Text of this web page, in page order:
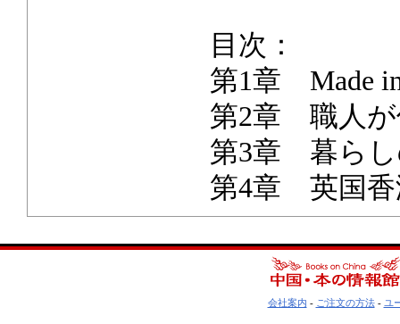
目次：
第1章 Made
第2章 職人が
第3章 暮らし
第4章 英国香
会社案内 - ご注文の方法- ユ